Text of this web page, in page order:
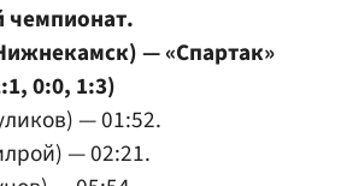
чемпионат.
— «Спартак»
0:0, 1:3)
— 01:52.
— 02:21.